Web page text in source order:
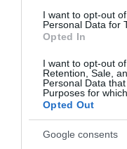
I want to opt-out
Personal Data for
Opted In
I want to opt-out
Retention, Sale,
Personal Data
Purposes for
Opted Out
Google consents